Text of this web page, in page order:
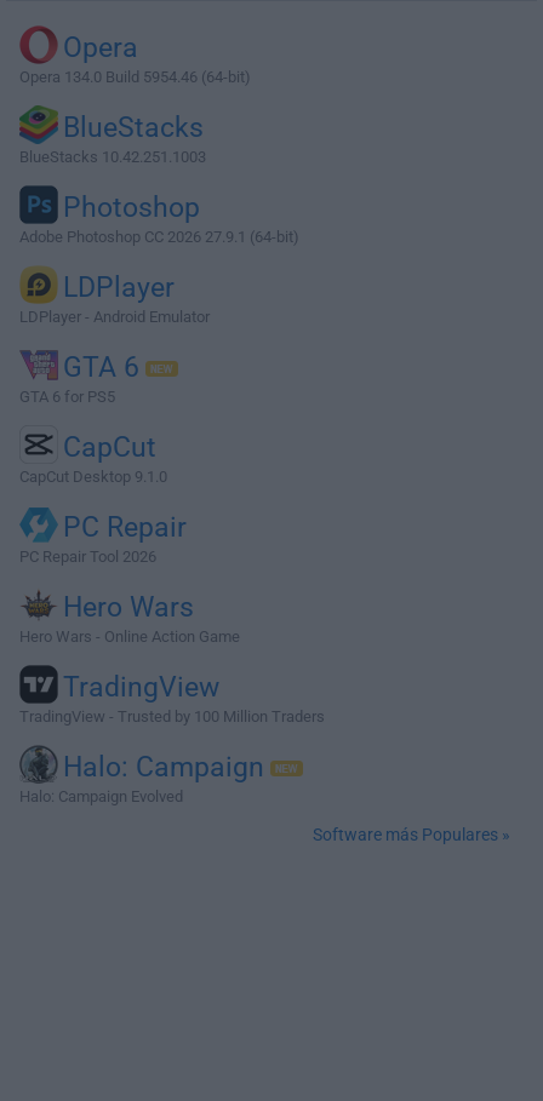
Opera
Opera 134.0 Build 5954.46 (64-bit)
BlueStacks
BlueStacks 10.42.251.1003
Photoshop
Adobe Photoshop CC 2026 27.9.1 (64-bit)
LDPlayer
LDPlayer - Android Emulator
GTA 6
GTA 6 for PS5
CapCut
CapCut Desktop 9.1.0
PC Repair
PC Repair Tool 2026
Hero Wars
Hero Wars - Online Action Game
TradingView
TradingView - Trusted by 100 Million Traders
Halo: Campaign
Halo: Campaign Evolved
Software más Populares »